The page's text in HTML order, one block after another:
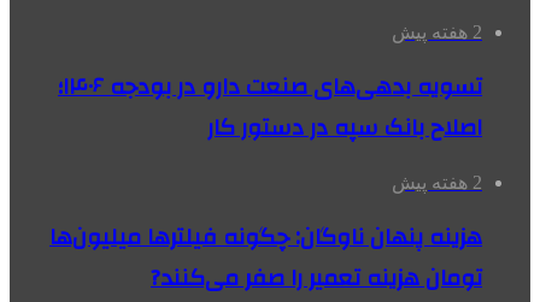
2 هفته پیش
تسویه بدهی‌های صنعت دارو در بودجه ۱۴۰۶؛
اصلاح بانک سپه در دستور کار
2 هفته پیش
هزینه پنهان ناوگان: چگونه فیلترها میلیون‌ها
تومان هزینه تعمیر را صفر می‌کنند?